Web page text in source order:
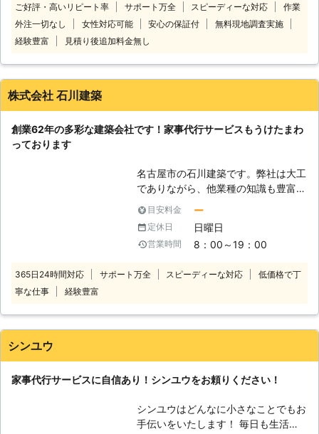
うもない 部屋がぐちゃぐちゃになっ
てきたけど 一人ではできそうもない
→一緒にやりましょう！ 一人ではで
要はないけど心配 →定期的に掃除+料
なります イキイキとします
★★★★★★★★★★★★★★★
★★★★★ お客様の色々な悩みを一
緒に解決できるよう スタッフ一同
精一杯対応させて頂きます 相談だけ
なら0円ですよ！ 「こんな事 お願
【御依頼の際、下記内容を送信下さ
望 ご連絡お待ちしています！
ーとして、以下をお約束いたします。
【安全】～登録スタッフ5200人～ ベ
アーズレディは全員直接雇用。 業界
せすることなく細やかで真心を込めた
だしなみ・笑顔といったマナー・マイ
ンドから実技に至るまで、7つのオリ
ドをもった、元気で明るい女性スタッ
フ＝ベアーズレディがお伺いいたしま
す。 【感動】～お客様感動度120%の
り」を提供することがベアーズの努
め。すべての方の笑顔のために全力で
ご好評・高いリピート率 サポート万全 スピーディーな対応
作業
外注一切なし
女性対応可能 安心の保証付
無料現地調査実施
経験豊富
見積り後追加料金無し
株式会社 石川建築
創業62年の多彩な建築会社です！家事代行サービスもうけたまわ
っております
名古屋市の石川建築です。弊社は大工
でありながら、他業種の知識も豊富！
みなさまのさまざなまお困りごと解消
のお手伝いをしております。 創業62
年、地域の皆さまには大変ご信頼いた
だいており、豊富な経験、実績も多数
える手仕事を丁寧に」をモットーに、
はご遠慮なく石川建築までご連絡くだ
買い物、選択、etc…… なんでもご遠
慮なくお申しつけください！お客さま
目安料金 ー
定休日 日曜日
営業時間 8：00～19：00
365日24時間対応 サポート万全 スピーディーな対応
低価格で丁
寧な仕事
経験豊富
シンユウ
家事代行サービスに自信あり！シンユウをお頼りください！
シンユウはどんなに小さなことでもお
手伝いをいたします！ 毎日も生活の